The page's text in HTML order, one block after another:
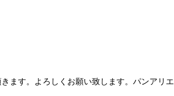
ます。よろしくお願い致します。パンアリエ